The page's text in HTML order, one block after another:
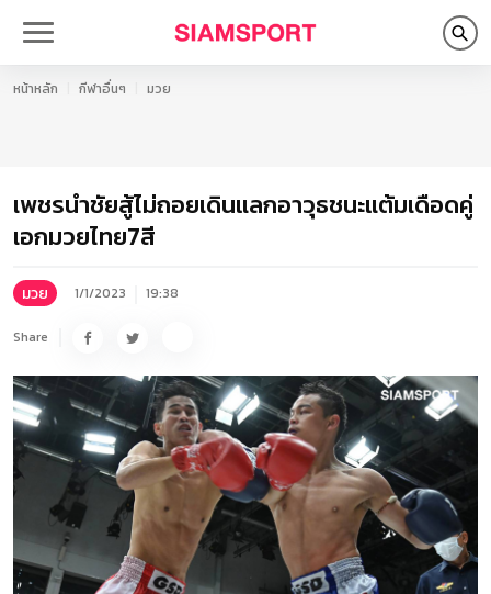
หน้าหลัก กีฬาอื่นๆ มวย
เพชรนำชัยสู้ไม่ถอยเดินแลกอาวุธชนะแต้มเดือดคู่
เอกมวยไทย7สี
มวย 1/1/2023 19:38
Share